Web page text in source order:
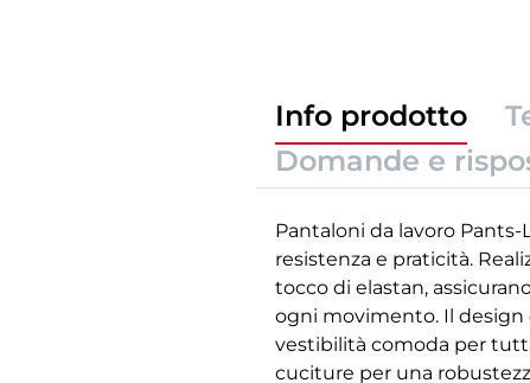
Info prodotto
Domande e
Pantaloni da lavoro
resistenza e praticità.
tocco di elastan,
ogni movimento. Il design
vestibilità comoda per
cuciture per una